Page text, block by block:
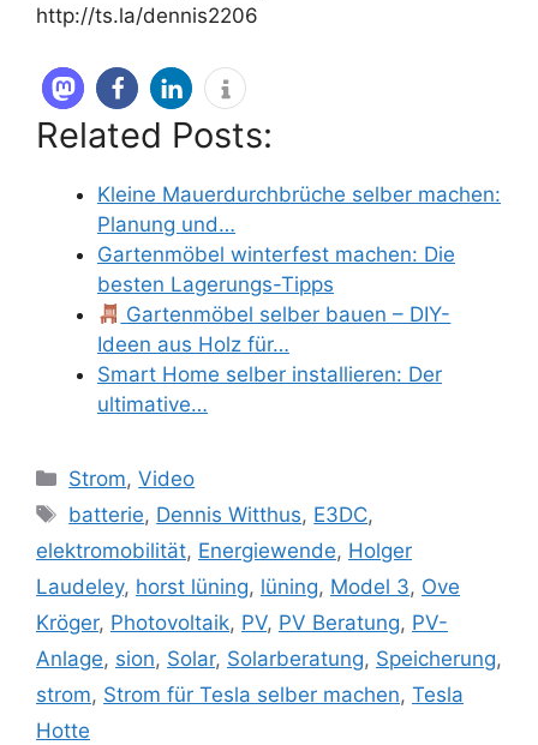
http://ts.la/dennis2206
Related Posts:
Kleine Mauerdurchbrüche selber machen:
Planung und…
Gartenmöbel winterfest machen: Die
besten Lagerungs-Tipps
Gartenmöbel selber bauen – DIY-
Ideen aus Holz für…
Smart Home selber installieren: Der
ultimative…
Kategorien
Strom,Video
Schlagwörter
batterie, Dennis Witthus, E3DC,
elektromobilität, Energiewende, Holger
Laudeley, horst lüning, lüning, Model 3, Ove
Kröger, Photovoltaik, PV, PV Beratung, PV-
Anlage, sion, Solar, Solarberatung, Speicherung,
strom, Strom für Tesla selber machen, Tesla
Hotte